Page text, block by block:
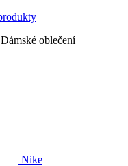
Dámské oblečení
Nike